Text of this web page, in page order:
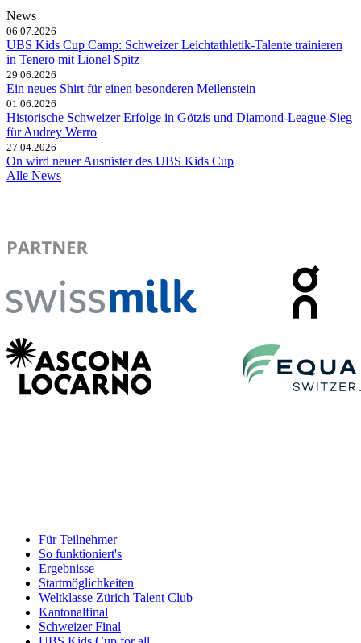
News
06.07.2026
UBS Kids Cup Camp: Schweizer Leichtathletik-Talente trainieren
in Tenero mit Lionel Spitz
29.06.2026
Ein neues Shirt für einen besonderen Meilenstein
01.06.2026
Historische Schweizer Erfolge in Götzis und Diamond-League-Sieg
für Audrey Werro
27.04.2026
On wird neuer Ausrüster des UBS Kids Cup
Alle News
Für Teilnehmer
So funktioniert's
Ergebnisse
Startmöglichkeiten
Weltklasse Zürich Talent Club
Kantonalfinal
Schweizer Final